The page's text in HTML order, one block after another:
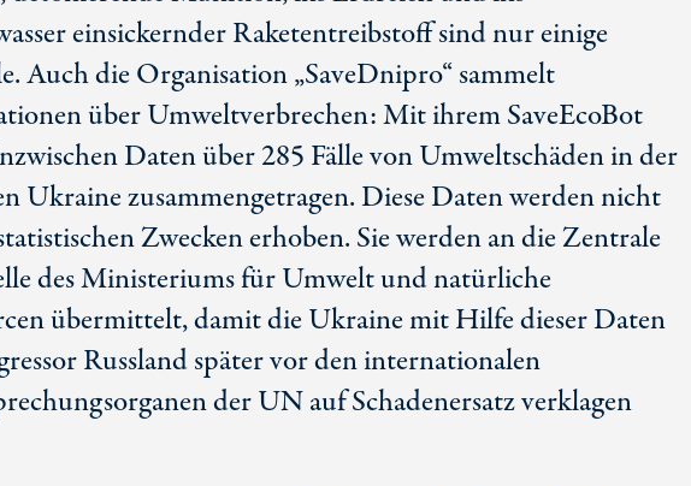
einsickernder Raketentreibstoff sind nur einige
Auch die Organisation „SaveDnipro“ sammelt
über Umweltverbrechen: Mit ihrem SaveEcoBot
Daten über 285 Fälle von Umweltschäden in der
Ukraine zusammengetragen. Diese Daten werden nicht
Zwecken erhoben. Sie werden an die Zentrale
des Ministeriums für Umwelt und natürliche
übermittelt, damit die Ukraine mit Hilfe dieser Daten
Russland später vor den internationalen
der UN auf Schadenersatz verklagen